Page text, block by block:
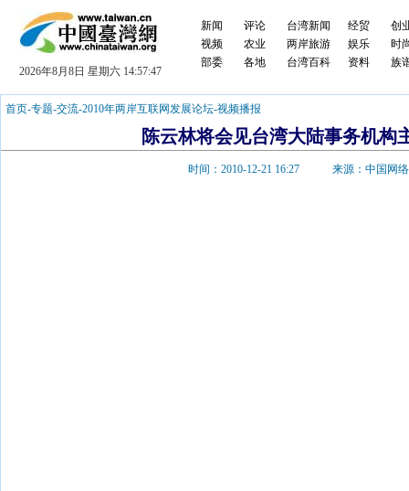
2026年8月8日 星期六 14:57:48
新闻
视频
部委
评论
农业
各地
台湾新闻
两岸旅游
台湾百科
经贸
娱乐
资料
创
时
族
首页-专题-交流-2010年两岸互联网发展论坛-视频播报
陈云林将会见台湾大陆事务机构
时间：2010-12-21 16:27 来源：中国网络